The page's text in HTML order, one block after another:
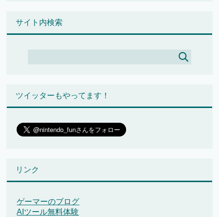
サイト内検索
ツイッターもやってます！
リンク
ゲーマーのブログ
AIツール無料体験